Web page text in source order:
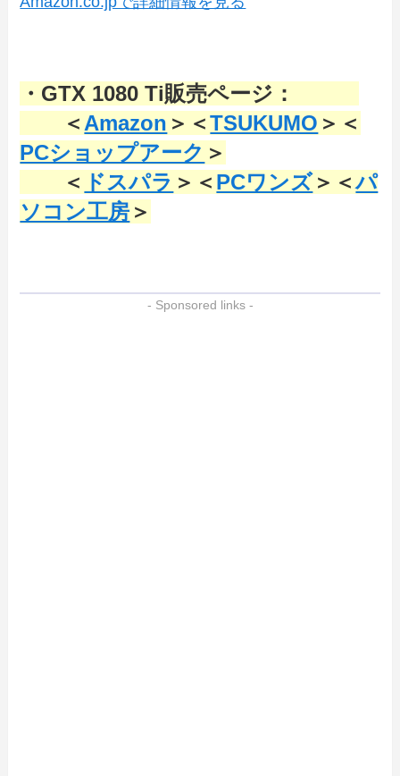
・GTX 1080 Ti販売ページ：
＜ Amazon ＞＜TSUKUMO ＞＜
PCショップアーク ＞
＜ ドスパラ ＞＜ PCワンズ＞＜パ
ソコン工房 ＞
- Sponsored links -